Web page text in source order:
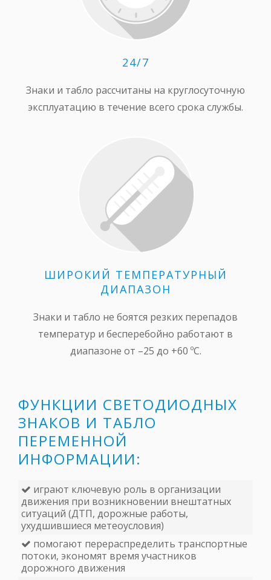
24/7
Знаки и табло рассчитаны на круглосуточную
эксплуатацию в течение всего срока службы.
ШИРОКИЙ ТЕМПЕРАТУРНЫЙ
ДИАПАЗОН
Знаки и табло не боятся резких перепадов
температур и бесперебойно работают в
диапазоне от –25 до +60 ºС.
ФУНКЦИИ СВЕТОДИОДНЫХ
ЗНАКОВ И ТАБЛО
ПЕРЕМЕННОЙ
ИНФОРМАЦИИ:
играют ключевую роль в организации
движения при возникновении внештатных
ситуаций (ДТП, дорожные работы,
ухудшившиеся метеоусловия)
помогают перераспределить транспортные
потоки, экономят время участников
дорожного движения